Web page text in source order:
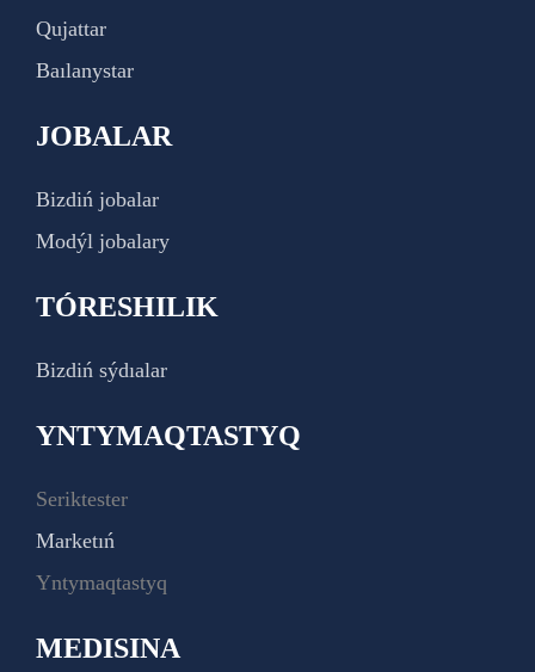
Qujattar
Baılanystar
JOBALAR
Bizdiń jobalar
Modýl jobalary
TÓRESHILIK
Bizdiń sýdıalar
YNTYMAQTASTYQ
Seriktester
Marketıń
Yntymaqtastyq
MEDISINA